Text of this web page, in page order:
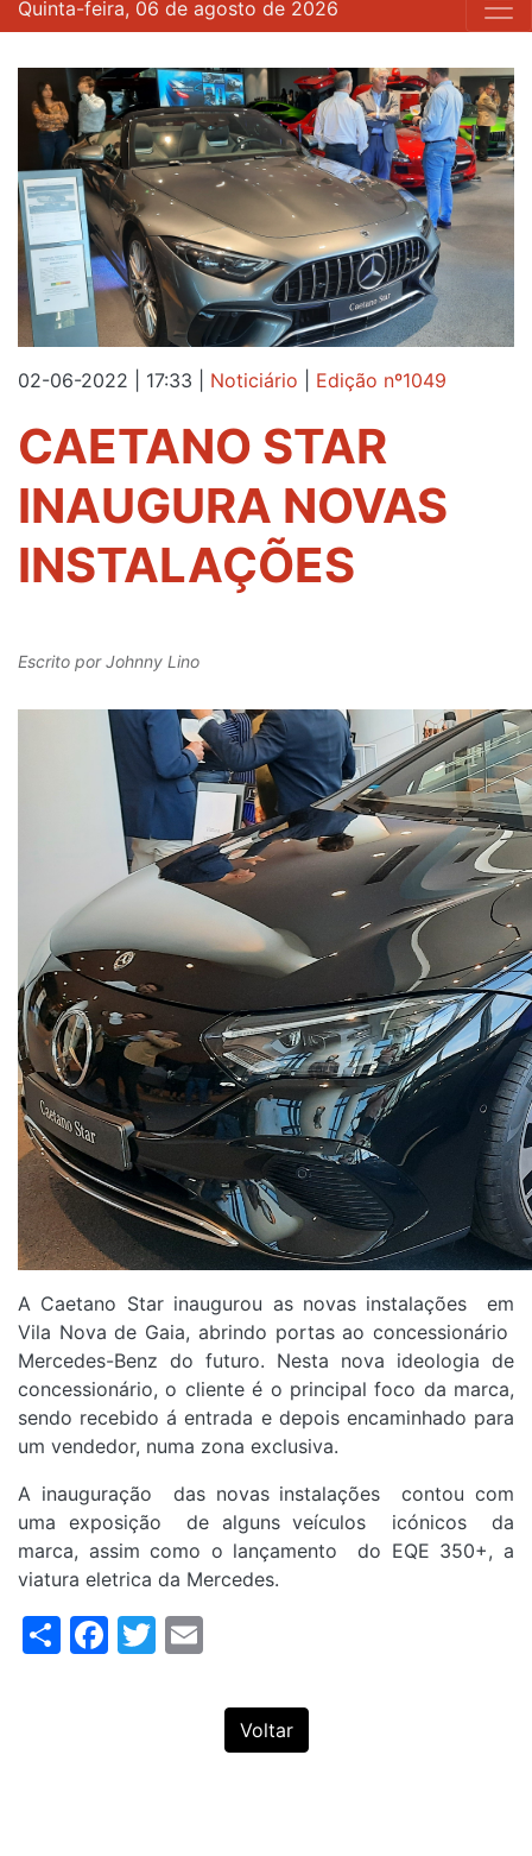
Quinta-feira, 06 de agosto de 2026
02-06-2022 | 17:33 Noticiário Edição nº1049
CAETANO STAR
INAUGURA NOVAS
INSTALAÇÕES
Escrito porJohnny Lino
A Caetano Star inaugurou as novas instalações em
Vila Nova de Gaia, abrindo portas ao concessionário
Mercedes-Benz do futuro. Nesta nova ideologia de
concessionário, o cliente é o principal foco da marca,
sendo recebido á entrada e depois encaminhado para
um vendedor, numa zona exclusiva.
A inauguração das novas instalações contou com
uma exposição de alguns veículos icónicos da
marca, assim como o lançamento do EQE 350+, a
viatura eletrica da Mercedes.
ShareFacebook
Twitter
Voltar